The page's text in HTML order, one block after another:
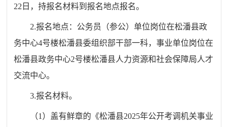
22日，持报名材料到报名地点报名。
2.报名地点：公务员（参公）单位岗位在松潘县政
务中心4号楼松潘县委组织部干部一科，事业单位岗位在
松潘县政务中心2号楼松潘县人力资源和社会保障局人才
交流中心。
3.报名材料。
（1）盖有鲜章的《松潘县2025年公开考调机关事业